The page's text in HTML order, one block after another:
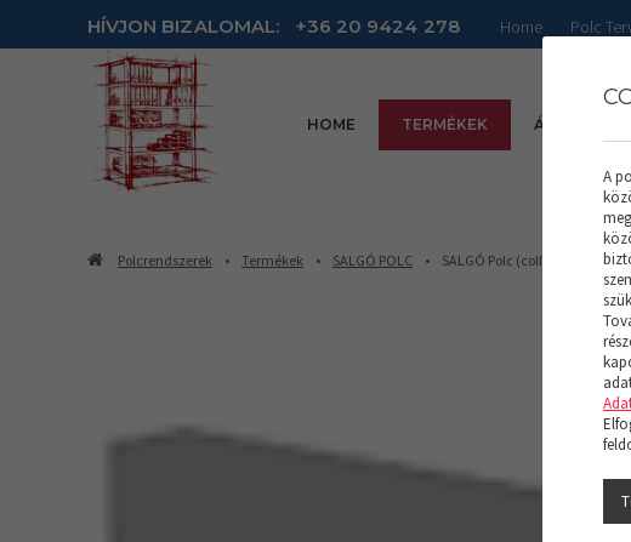
HÍVJON BIZALOMAL: +36 20 9424 278 Home Polc
HOME TERMÉKEK ÁRLISTÁK
Polcrendszerek Termékek SALGÓ POLC SALGÓ Polc (collos) 305*1219
A